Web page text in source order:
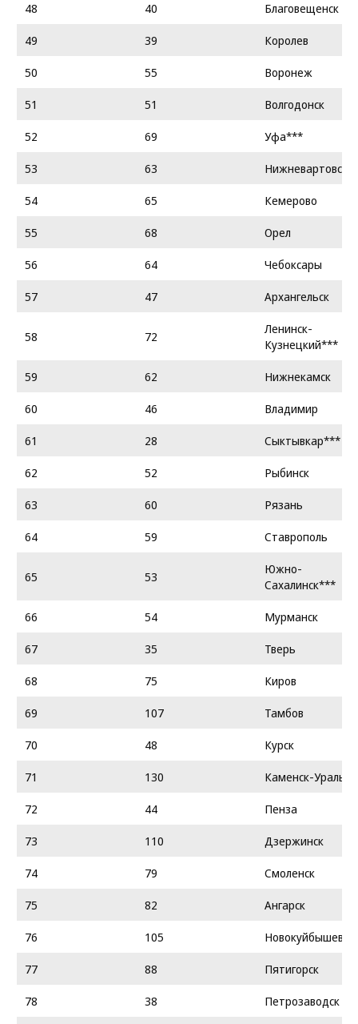
48 40
Благовещенск
49
39
Королев
50
55
Воронеж
51
51
Волгодонск
52
69
Уфа***
53
63
Нижневартовск
54
65
Кемерово
55
68
Орел
56
64
Чебоксары
57
47 Архангельск
58 72
Ленинск-
Кузнецкий***
59
62
Нижнекамск
60
46
Владимир
61
28
Сыктывкар***
62
52
Рыбинск
63
60
Рязань
64
59 Ставрополь
65 53
Южно-
Сахалинск***
66
54
Мурманск
67
35
Тверь
68
75
Киров
69
107
Тамбов
70
48
Курск
71
130
Каменск-
72
44
Пенза
73
110
Дзержинск
74
79
Смоленск
75
82
Ангарск
76
105
77
88
Пятигорск
78
38
Петрозаводск